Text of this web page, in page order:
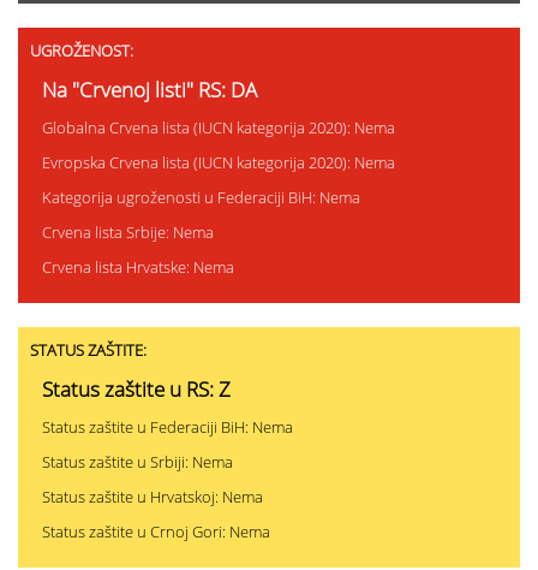
UGROŽENOST:
Na "Crvenoj listi" RS: DA
Globalna Crvena lista (IUCN kategorija 2020): Nema
Evropska Crvena lista (IUCN kategorija 2020): Nema
Kategorija ugroženosti u Federaciji BiH: Nema
Crvena lista Srbije: Nema
Crvena lista Hrvatske: Nema
STATUS ZAŠTITE:
Status zaštite u RS: Z
Status zaštite u Federaciji BiH: Nema
Status zaštite u Srbiji: Nema
Status zaštite u Hrvatskoj: Nema
Status zaštite u Crnoj Gori: Nema